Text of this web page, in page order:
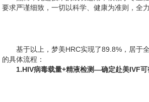
要求严谨细致，一切以科学、健康为准则，全
基于以上，梦美HRC实现了89.8%，居于
的具体流程：
1.HIV病毒载量+精液检测—确定赴美IVF可